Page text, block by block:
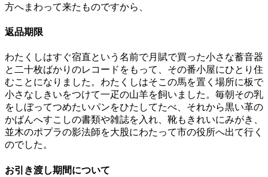
方へまわって来たものですから、
返品期限
わたくしはすぐ宿直という名前で月賦で買った小さな蓄音器
と二十枚ばかりのレコードをもって、その番小屋にひとり住
むことになりました。わたくしはそこの馬を置く場所に板で
小さなしきいをつけて一疋の山羊を飼いました。毎朝その乳
をしぼってつめたいパンをひたしてたべ、それから黒い革の
かばんへすこしの書類や雑誌を入れ、靴もきれいにみがき、
並木のポプラの影法師を大股にわたって市の役所へ出て行く
のでした。
お引き渡し期間について